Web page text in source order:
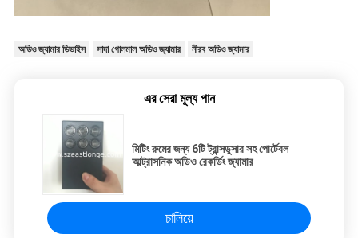
অডিও জ্যামার ডিভাইস সাদা গোলমাল অডিও জ্যামার নীরব অডিও জ্যামার
এর সেরা মূল্য পান
মিটিং রুমের জন্য 6টি ট্রান্সডুসার সহ পোর্টেবল
আল্ট্রাসনিক অডিও রেকর্ডিং জ্যামার
চালিয়ে